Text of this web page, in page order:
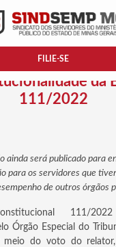
menu
FILIE-SE
procedente
da
111/2022
ainda será publicado para
para os servidores que
de outros órgãos
111/
Órgão Especial do
meio do voto do relator,